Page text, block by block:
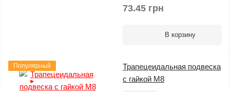
73.45 грн
В корзину
Популярный
►
Трапецеидальная подвеска
с гайкой М8